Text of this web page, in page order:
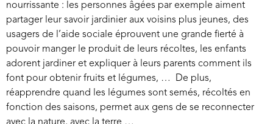
nourrissante : les personnes âgées par exemple aiment
partager leur savoir jardinier aux voisins plus jeunes, des
usagers de l’aide sociale éprouvent une grande fierté à
pouvoir manger le produit de leurs récoltes, les enfants
adorent jardiner et expliquer à leurs parents comment ils
font pour obtenir fruits et légumes, … De plus,
réapprendre quand les légumes sont semés, récoltés en
fonction des saisons, permet aux gens de se reconnecter